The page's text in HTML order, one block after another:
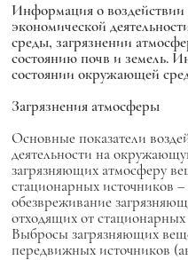
Информация о воздействии
экономической
среды, загрязнении
состоянию почв и земель.
состоянии окружающей
Загрязнения атмосферы
Основные показатели
деятельности на
загрязняющих атмосферу
стационарных источников
обезвреживание
отходящих от
Выбросы загрязняющих
передвижных источников